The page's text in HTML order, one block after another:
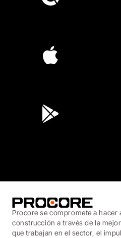
Procore se compromete a hacer
construcción a través de la
que trabajan en el sector, el